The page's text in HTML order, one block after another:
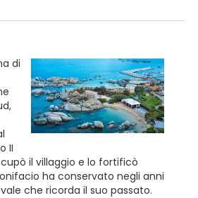
di
II
il villaggio e lo fortificò
ha conservato negli anni
che ricorda il suo passato.